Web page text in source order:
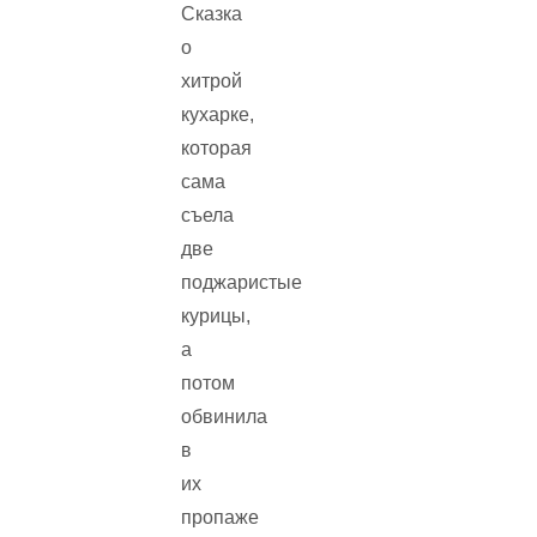
Сказка
о
хитрой
кухарке,
которая
сама
съела
две
поджаристые
курицы,
а
потом
обвинила
в
их
пропаже